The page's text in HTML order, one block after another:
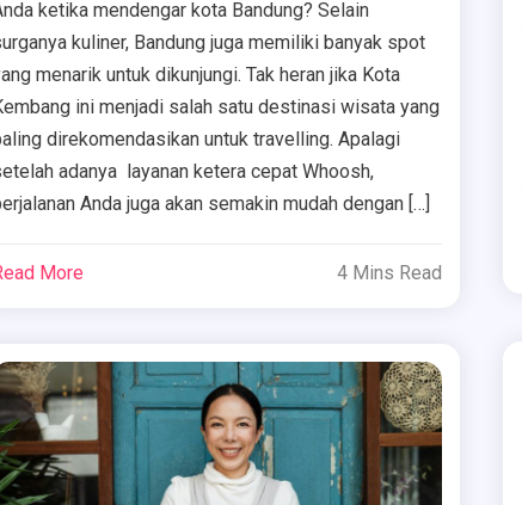
ketika mendengar kota Bandung? Selain
kuliner, Bandung juga memiliki banyak spot
menarik untuk dikunjungi. Tak heran jika Kota
ini menjadi salah satu destinasi wisata yang
direkomendasikan untuk travelling. Apalagi
adanya layanan ketera cepat Whoosh,
Anda juga akan semakin mudah dengan […]
More 4 Mins Read